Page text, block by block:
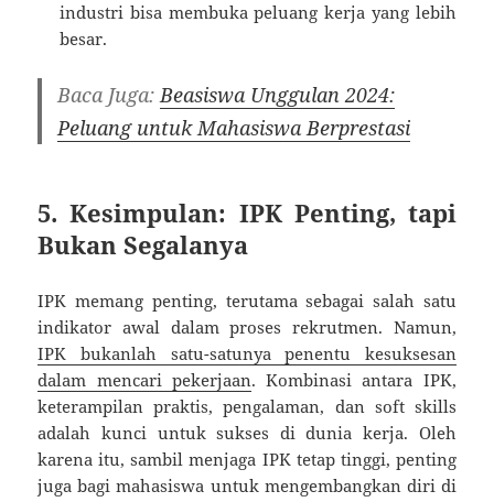
industri bisa membuka peluang kerja yang lebih
besar.
Baca Juga:Beasiswa Unggulan 2024:
Peluang untuk Mahasiswa Berprestasi
5. Kesimpulan: IPK Penting, tapi
Bukan Segalanya
IPK memang penting, terutama sebagai salah satu
indikator awal dalam proses rekrutmen. Namun,
IPK bukanlah satu-satunya penentu kesuksesan
dalam mencari pekerjaan. Kombinasi antara IPK,
keterampilan praktis, pengalaman, dan soft skills
adalah kunci untuk sukses di dunia kerja. Oleh
karena itu, sambil menjaga IPK tetap tinggi, penting
juga bagi mahasiswa untuk mengembangkan diri di